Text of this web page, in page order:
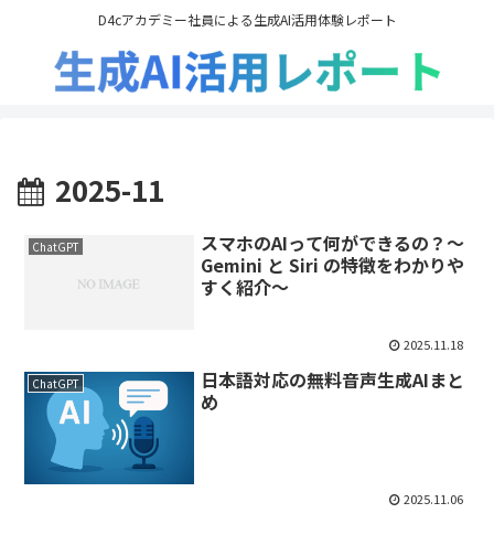
D4cアカデミー社員による生成AI活用体験レポート
2025-11
ChatGPT
スマホのAIって何ができるの？～
Gemini と Siri の特徴をわかりや
すく紹介～
2025.11.18
ChatGPT
日本語対応の無料音声生成AIまと
め
2025.11.06